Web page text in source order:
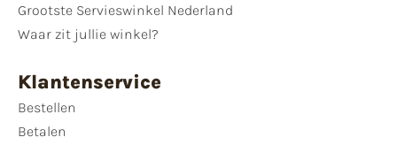
Grootste Servieswinkel Nederland
Waar zit jullie winkel?
Klantenservice
Bestellen
Betalen